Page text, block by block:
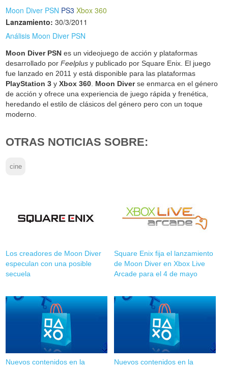
Moon Diver PSN PS3 Xbox 360
Lanzamiento: 30/3/2011
Análisis Moon Diver PSN
Moon Diver PSN es un videojuego de acción y plataformas
desarrollado porFeelplus y publicado por Square Enix. El juego
fue lanzado en 2011 y está disponible para las plataformas
PlayStation 3 yXbox 360 Moon Diverse enmarca en el género
de acción y ofrece una experiencia de juego rápida y frenética,
heredando el estilo de clásicos del género pero con un toque
moderno.
OTRAS NOTICIAS SOBRE:
cine
Los creadores de Moon Diver
especulan con una posible
secuela
Square Enix fija el lanzamiento
de Moon Diver en Xbox Live
Arcade para el 4 de mayo
Nuevos contenidos en la
Nuevos contenidos en la